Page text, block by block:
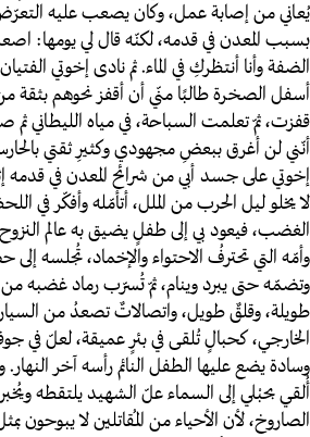
يُعاني من إصابة عمل، وكان يصعب عليه
بسبب المعدن في قدمه، لكنّه قال لي يومها:
الضفة وأنا أنتظركِ في الماء. ثم نادى إخوتي
أسفل الصخرة طالبًا منّي أن أقفز نحوهم بثقة
قفزت، ثمّ تعلمت السباحة، في مياه الليطاني ثم
إخوتي على جسد أبي من شرائح المعدن في قدمه
لا يخلو ليل الحرب من الملل، أتأمّله وأفكّر في
الغضب، فيعود بي إلى طفلٍ يضيق به عالم
وأمّه التي تحترفُ الاحتواء والإخماد، تُجلسه إلى
وتضمّه حتى يبرد وينام، ثمّ تُسرّب رماد غضبه من
طويلة، وقلقٌ طويل، واتصالاتٌ تصعدُ من
الخارجي، كحبالٍ تُلقى في بئرٍ عميقة، لعلّ في
وسادة يضع عليها الطفل النائم رأسه آخر النهار.
أُلقي بحبْلي إلى السماء علّ الشهيد يلتقطه
الصاروخ، لأن الأحياء من المُقاتلين لا يبوحون